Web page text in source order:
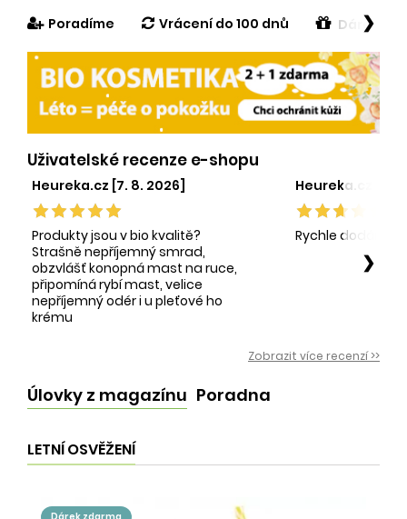
Poradíme Vrácení do 100 dnů Dárek v
❯
Uživatelské recenze e-shopu
Heureka.cz [7. 8. 2026]
Produkty jsou v bio kvalitě?
Strašně nepříjemný smrad,
obzvlášť konopná mast na ruce,
připomíná rybí mast, velice
nepříjemný odér i u pleťové ho
krému
Heureka.cz [1.
Rychle dodání
❯
Zobrazit více recenzí >>
Úlovky z magazínu Poradna
LETNÍ OSVĚŽENÍ